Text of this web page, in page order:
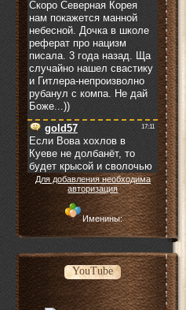
Для добавления необходима
авторизация
Именины:
YouTube